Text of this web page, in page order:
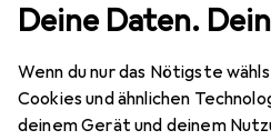
Deine Daten.
Wenn du nur das Nötigste
Cookies und ähnlichen
deinem Gerät und deinem
Scandinavian